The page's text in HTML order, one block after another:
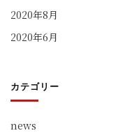
2020年8月
2020年6月
カテゴリー
news